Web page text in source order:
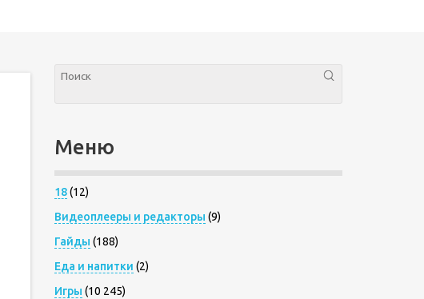
Меню
18(12)
Видеоплееры и редакторы (9)
Гайды (188)
Еда и напитки (2)
Игры (10 245)